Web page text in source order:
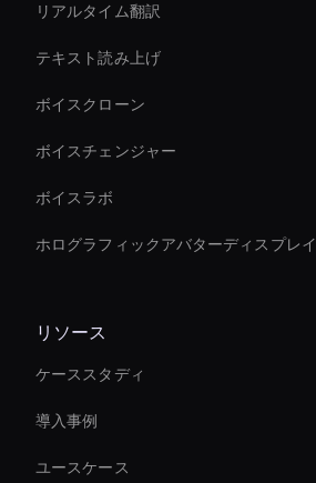
リアルタイム翻訳
テキスト読み上げ
ボイスクローン
ボイスチェンジャー
ボイスラボ
ホログラフィックアバターディスプレイ
リソース
ケーススタディ
導入事例
ユースケース